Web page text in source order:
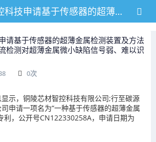
铜陵芯材智控科技申请基于传感器的超薄金属检测装置及方法专利，解决传统涡流检测对超薄金属微小缺陷信号弱、难以识别的难题
请基于传感器的超薄金属检测装置及方法
检测对超薄金属微小缺陷信号弱、难以识
0次
示，铜陵芯材智控科技有限公司;行至碳源
司申请一项名为“一种基于传感器的超薄金属
利，公开号CN122330258A，申请日期为